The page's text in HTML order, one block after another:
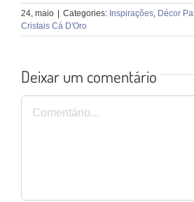
24, maio Categories: Inspirações, Décor
Cristais Cá D'Oro
Deixar um comentário
Comentário